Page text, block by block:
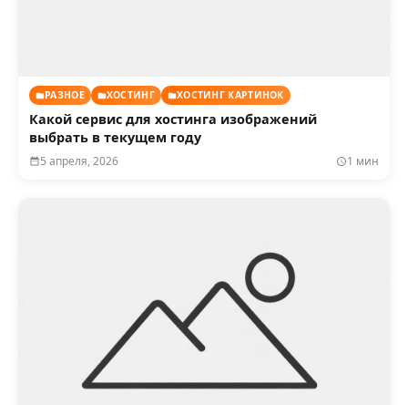
РАЗНОЕ ХОСТИНГ ХОСТИНГ КАРТИНОК
Какой сервис для хостинга изображений
выбрать в текущем году
5 апреля, 2026 1 мин